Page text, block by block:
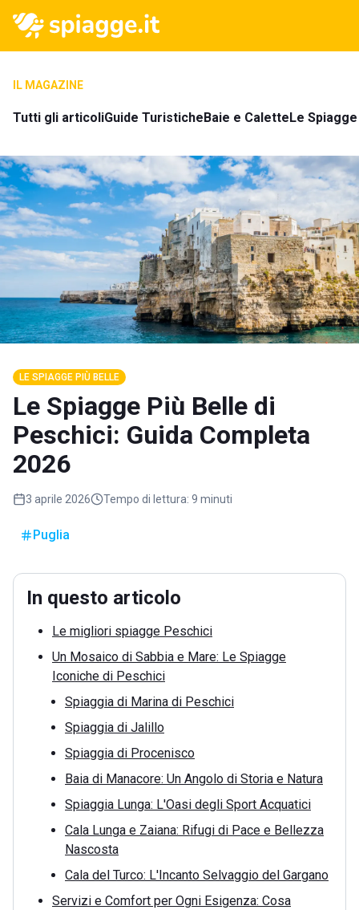
IL MAGAZINE
Tutti gli articoliGuide TuristicheBaie e CaletteLe
LE SPIAGGE PIÙ BELLE
Le Spiagge Più Belle di
Peschici: Guida Completa
2026
3 aprile 2026 Tempo di lettura: 9 minuti
Puglia
In questo articolo
Le migliori spiagge Peschici
Un Mosaico di Sabbia e Mare: Le Spiagge
Iconiche di Peschici
Spiaggia di Marina di Peschici
Spiaggia di Jalillo
Spiaggia di Procenisco
Baia di Manacore: Un Angolo di Storia e Natura
Spiaggia Lunga: L'Oasi degli Sport Acquatici
Cala Lunga e Zaiana: Rifugi di Pace e Bellezza
Nascosta
Cala del Turco: L'Incanto Selvaggio del Gargano
Servizi e Comfort per Ogni Esigenza: Cosa